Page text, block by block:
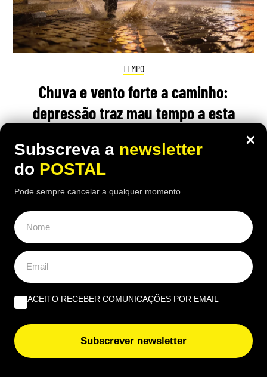
TEMPO
Chuva e vento forte a caminho:
depressão traz mau tempo a esta
neste dia
20:00 9 Agosto, 2026
segunda semana de agosto num dos arquipélagos
portugueses, com sucessivos períodos de
instabilidade
×
Subscreva a newsletter
do POSTAL
Pode sempre cancelar a qualquer momento
ACEITO RECEBER COMUNICAÇÕES POR EMAIL
Subscrever newsletter